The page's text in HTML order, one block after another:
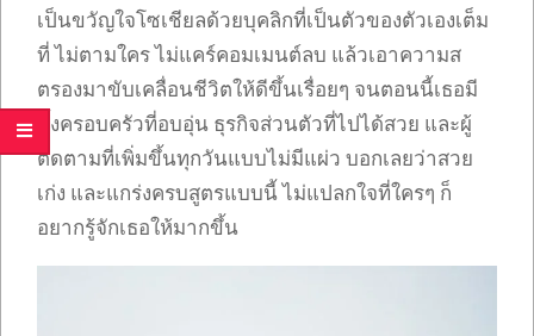
เป็นขวัญใจโซเชียลด้วยบุคลิกที่เป็นตัวของตัวเองเต็ม
ที่ ไม่ตามใคร ไม่แคร์คอมเมนต์ลบ แล้วเอาความส
ตรองมาขับเคลื่อนชีวิตให้ดีขึ้นเรื่อยๆ จนตอนนี้เธอมี
ทั้งครอบครัวที่อบอุ่น ธุรกิจส่วนตัวที่ไปได้สวย และผู้
ติดตามที่เพิ่มขึ้นทุกวันแบบไม่มีแผ่ว บอกเลยว่าสวย
เก่ง และแกร่งครบสูตรแบบนี้ ไม่แปลกใจที่ใครๆ ก็
อยากรู้จักเธอให้มากขึ้น